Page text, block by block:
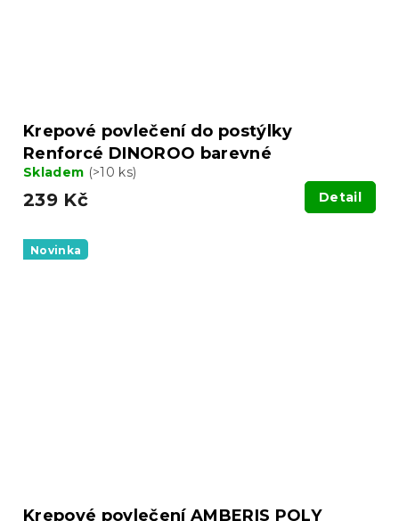
Krepové povlečení do postýlky
Renforcé DINOROO barevné
Skladem (>10 ks)
239 Kč Detail
Novinka
Krepové povlečení AMBERIS POLY